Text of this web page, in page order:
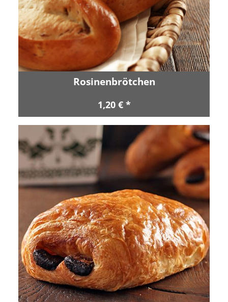
Rosinenbrötchen
1,20 € *